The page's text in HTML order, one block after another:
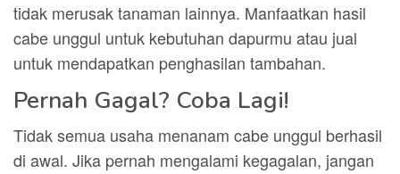
tidak merusak tanaman lainnya. Manfaatkan hasil
cabe unggul untuk kebutuhan dapurmu atau jual
untuk mendapatkan penghasilan tambahan.
Pernah Gagal? Coba Lagi!
Tidak semua usaha menanam cabe unggul berhasil
di awal. Jika pernah mengalami kegagalan, jangan